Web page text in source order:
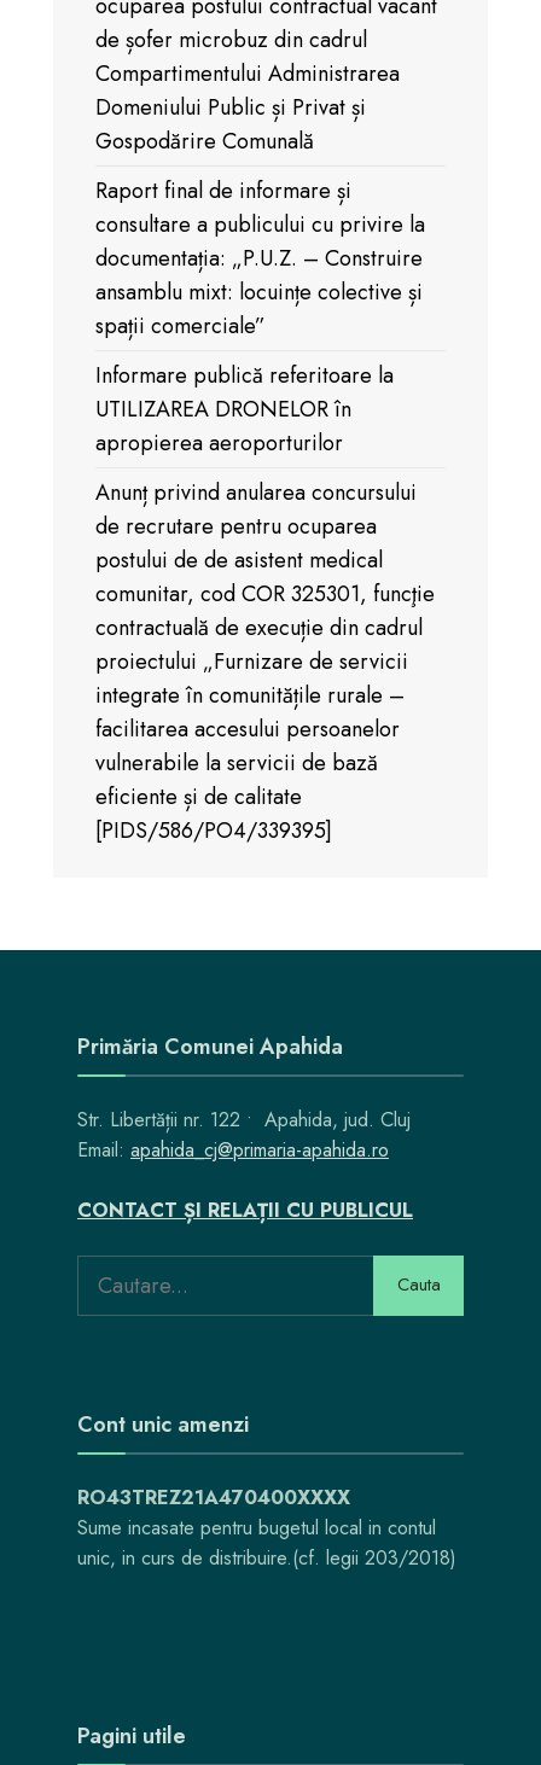
de șofer microbuz din cadrul
Compartimentului Administrarea
Domeniului Public și Privat și
Gospodărire Comunală
Raport final de informare și
consultare a publicului cu privire la
documentația: „P.U.Z. – Construire
ansamblu mixt: locuințe colective și
spații comerciale”
Informare publică referitoare la
UTILIZAREA DRONELOR în
apropierea aeroporturilor
Anunț privind anularea concursului
de recrutare pentru ocuparea
postului de de asistent medical
comunitar, cod COR 325301, funcţie
contractuală de execuție din cadrul
proiectului „Furnizare de servicii
integrate în comunitățile rurale –
facilitarea accesului persoanelor
vulnerabile la servicii de bază
eficiente și de calitate
[PIDS/586/PO4/339395]
Primăria Comunei Apahida
Str. Libertății nr. 122 • Apahida, jud. Cluj
Email: apahida_cj@primaria-apahida.ro
CONTACT ȘI RELAȚII CU PUBLICUL
for:
Cauta
Cont unic amenzi
RO43TREZ21A470400XXXX
Sume incasate pentru bugetul local in contul
unic, in curs de distribuire.(cf. legii 203/2018)
Pagini utile